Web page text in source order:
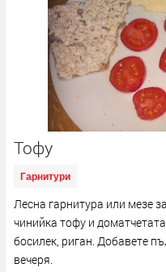
Тофу
Гарнитури
Лесна гарнитура или мезе
чинийка тофу и
босилек, риган. Добавете
вечеря.